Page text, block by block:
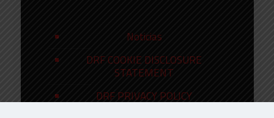
Noticias
DRF COOKIE DISCLOSURE
STATEMENT
DRF PRIVACY POLICY